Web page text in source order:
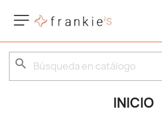
search
INICIO